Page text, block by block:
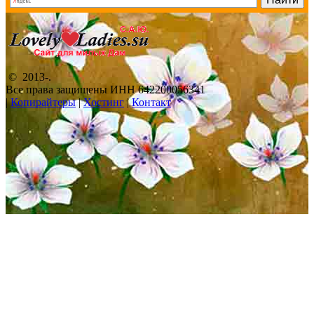
© 2013-.
Все права защищены ИНН 642200056341
|Копирайтеры|Хостинг|Контакт